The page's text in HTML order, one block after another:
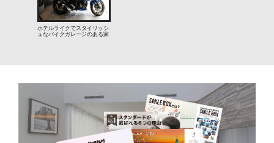
ホテルライクでスタイリッシ
ュなバイクガレージのある家